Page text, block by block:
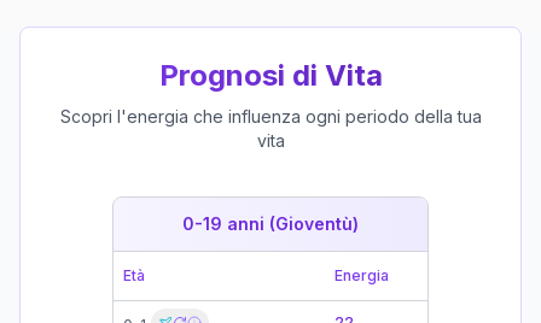
Prognosi di Vita
Scopri l'energia che influenza ogni periodo della tua
vita
0-19 anni (Gioventù)
Età Energia